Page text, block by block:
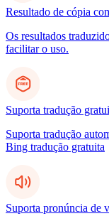
Resultado de cópia
Os resultados
facilitar o uso.
Suporta tradução
Suporta tradução
Bing tradução gratuita
Suporta pronúncia de